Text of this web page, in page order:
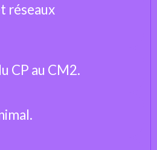
réseaux
CP au CM2.